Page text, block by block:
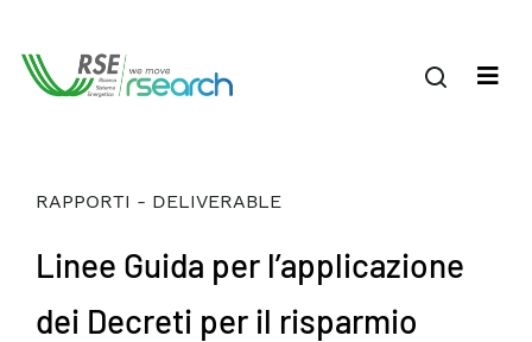
RAPPORTI - DELIVERABLE
Linee Guida per l’applicazione
dei Decreti per il risparmio